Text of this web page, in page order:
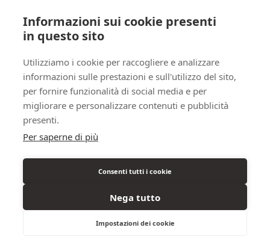
Informazioni sui cookie presenti
in questo sito
Utilizziamo i cookie per raccogliere e analizzare
informazioni sulle prestazioni e sull'utilizzo del sito,
per fornire funzionalità di social media e per
migliorare e personalizzare contenuti e pubblicità
presenti.
Per saperne di più
Consenti tutti i cookie
Nega tutto
Impostazioni dei cookie
Alfa